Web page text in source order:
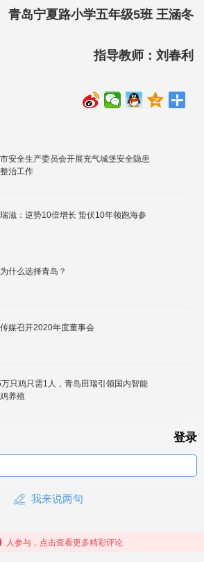
青岛宁夏路小学五年级5班 王涵冬
指导教师：刘春利
安全生产委员会开展充气城堡安全隐患
治工作
滋：逆势10倍增长 蛰伏10年领跑海参
什么选择青岛？
媒召开2020年度董事会
只鸡只需1人，青岛田瑞引领国内智能
养殖
登录
我来说两句
人参与，点击查看更多精彩评论